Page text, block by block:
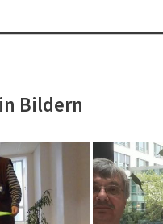
Bildern